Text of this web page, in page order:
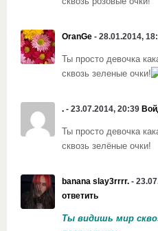
OranGe - 28.01.2014,
Ты просто девочка
сквозь зеленые очки!
. - 23.07.2014, 20:39
Ты просто девочка
сквозь зелёные очки!
banana slay3rrrr. -
ответить
Ты видишь мир